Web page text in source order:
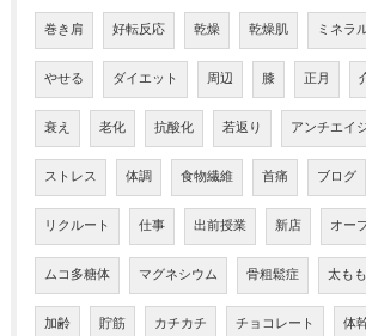
巻き肩 好転反応 乾燥 乾燥肌 ミネラ
やせる ダイエット 周辺 膝 正月
衰え 老化 抗酸化 若返り アンチエイ
ストレス 体調 食物繊維 首痛 ブログ
リクルート 仕事 出前授業 新店 オー
ムコ多糖体 マグネシウム 骨粗鬆症 太もも
加齢 貯筋 カチカチ チョコレート 体